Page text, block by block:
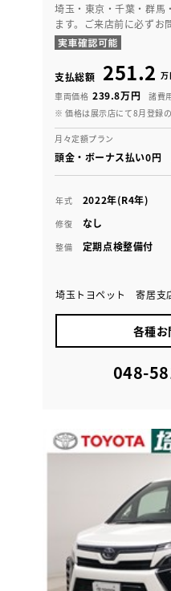
埼玉・東京・千葉・群馬
ます。ご来店前に必ずお
支払総額 251.2 万
車両価格 239.8万円 諸費
※ 価格は展示店にて8月登録
月々定額プラン
頭金・ボーナス払い0円
年式 2022年(R4年)
修復 なし
整備 定期点検整備付
埼玉トヨペット 寄居支
各種
048-